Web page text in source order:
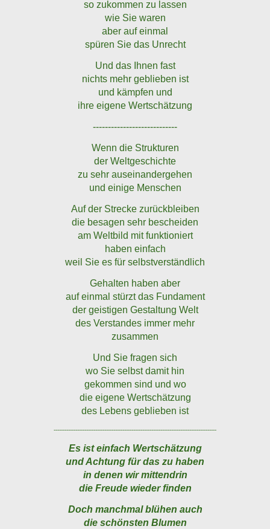
so zukommen zu lassen
wie Sie waren
aber auf einmal
spüren Sie das Unrecht
Und das Ihnen fast
nichts mehr geblieben ist
und kämpfen und
ihre eigene Wertschätzung
----------------------------
Wenn die Strukturen
der Weltgeschichte
zu sehr auseinandergehen
und einige Menschen
Auf der Strecke zurückbleiben
die besagen sehr bescheiden
am Weltbild mit funktioniert
haben einfach
weil Sie es für selbstverständlich
Gehalten haben aber
auf einmal stürzt das Fundament
der geistigen Gestaltung Welt
des Verstandes immer mehr
zusammen
Und Sie fragen sich
wo Sie selbst damit hin
gekommen sind und wo
die eigene Wertschätzung
des Lebens geblieben ist
------------------------------------------------------------------------------------------
Es ist einfach Wertschätzung
und Achtung für das zu haben
in denen wir mittendrin
die Freude wieder finden
Doch manchmal blühen auch
die schönsten Blumen